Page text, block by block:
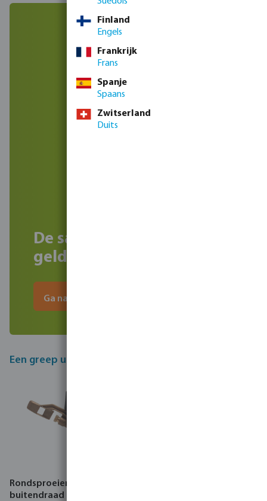
De sale blijft niet lang
geldig, bestel snel!
Ga naar bestellijst
Een greep uit de producten van deze sale
Rondsproeier messing
buitendraad type RC 130
Finland
Engels
Frankrijk
Frans
Spanje
Spaans
Zwitserland
Duits